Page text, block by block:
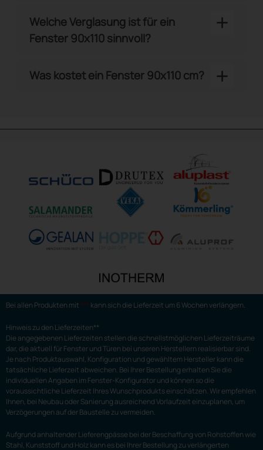
Welche Verglasung ist für ein
Fenster 90x110 sinnvoll?
+
Was kostet ein Fenster 90x110 cm? +
Bei allen Produkten mit *** kann sich die Lieferzeit um 6 Wochen verlängern.
Hinweis zu den Lieferzeiten**
Die angegebenen Lieferzeiten stellen die schnellstmöglichen Lieferzeiträume
dar, die aktuell für Fenster und Türen bei unseren Herstellern realisierbar sind.
Je nach Produktauswahl, Konfiguration und gewähltem Hersteller kann die
tatsächliche Lieferzeit abweichen. Bei Ihrer Bestellung erhalten Sie die
individuellen Angaben im Fenster-Konfigurator und können so die
voraussichtliche Lieferzeit Ihres Wunschprodukts einschätzen. Wir empfehlen
Ihnen, bei Neubau oder Sanierung ausreichend Vorlaufzeit einzuplanen, um
Verzögerungen auf der Baustelle zu vermeiden.
Aufgrund anhaltender Lieferengpässe bei der Beschaffung von Rohstoffen wie
Stahl, Kunststoff und Holz kann es bei Ihrer Bestellung zu verlängerten